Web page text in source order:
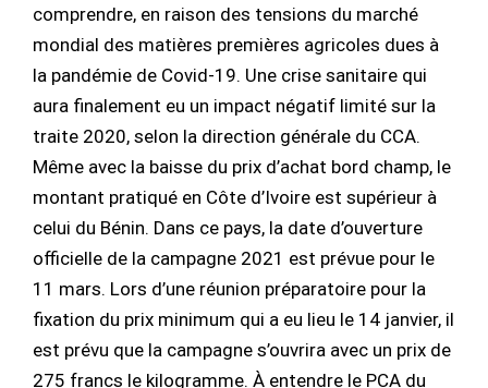
comprendre, en raison des tensions du marché
mondial des matières premières agricoles dues à
la pandémie de Covid-19. Une crise sanitaire qui
aura finalement eu un impact négatif limité sur la
traite 2020, selon la direction générale du CCA.
Même avec la baisse du prix d’achat bord champ, le
montant pratiqué en Côte d’Ivoire est supérieur à
celui du Bénin. Dans ce pays, la date d’ouverture
officielle de la campagne 2021 est prévue pour le
11 mars. Lors d’une réunion préparatoire pour la
fixation du prix minimum qui a eu lieu le 14 janvier, il
est prévu que la campagne s’ouvrira avec un prix de
275 francs le kilogramme. À entendre le PCA du